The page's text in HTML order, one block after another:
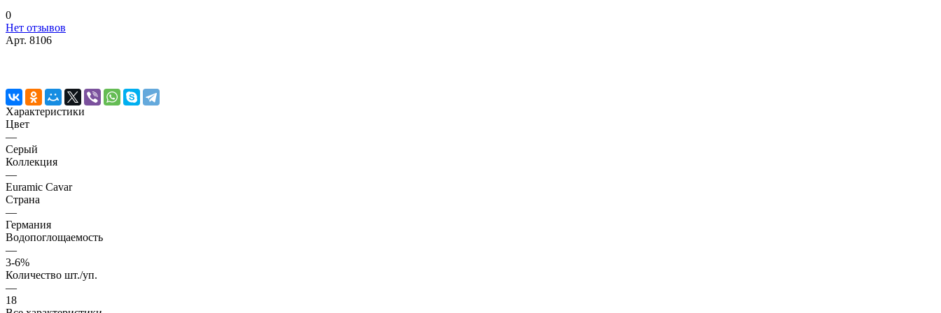
0
Нет отзывов
Арт. 8106
Характеристики
Цвет
—
Серый
Коллекция
—
Euramic Cavar
Страна
—
Германия
Водопоглощаемость
—
3-6%
Количество шт./уп.
—
18